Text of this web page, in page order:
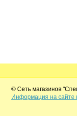
© Сеть магазинов
Информация на сайте